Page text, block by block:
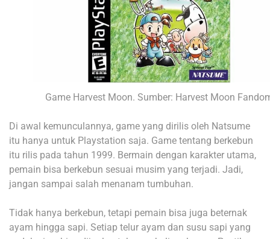
Game Harvest Moon. Sumber: Harvest Moon
Di awal kemunculannya, game yang dirilis oleh Natsume
itu hanya untuk Playstation saja. Game tentang berkebun
itu rilis pada tahun 1999. Bermain dengan karakter utama,
pemain bisa berkebun sesuai musim yang terjadi. Jadi,
jangan sampai salah menanam tumbuhan.
Tidak hanya berkebun, tetapi pemain bisa juga beternak
ayam hingga sapi. Setiap telur ayam dan susu sapi yang